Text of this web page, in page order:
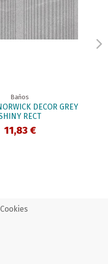
Baños
DECOR GREY
RECT
11,83 €